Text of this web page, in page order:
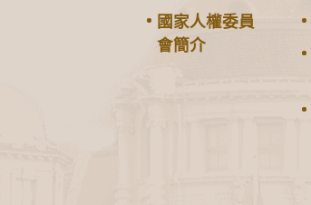
國家人權委員
會簡介